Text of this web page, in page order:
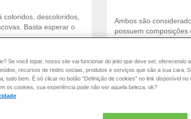
coloridos, descoloridos,
Basta esperar o
Ambos são
possuem composições
Veja mais
Se você topar, nosso site vai funcionar do jeito que deve ser, oferecendo
recursos de redes sociais, produtos e serviços que são a sua cara.
tudo bem. É só clicar no botão “Definição de cookies” no link disponível no
os cookies, sua experiência pode não ser aquela beleza, ok?